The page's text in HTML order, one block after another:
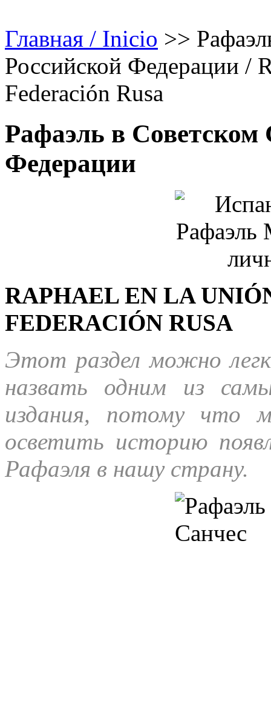
Главная / Inicio >>
Российской Федерации /
Federación Rusa
Рафаэль в Советском
Федерации
RAPHAEL EN LA
FEDERACIÓN RUSA
Этот раздел можно
назвать одним из
издания, потому что
осветить историю
Рафаэля в нашу страну.